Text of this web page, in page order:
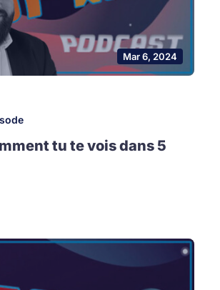
Mar 6, 2024
tu te vois dans 5